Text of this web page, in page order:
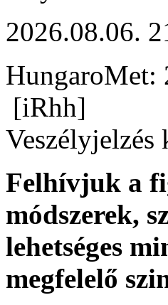
2026.08.06.
HungaroMet:
[iRhh]
Veszélyjelzés
Felhívjuk a
módszerek,
lehetséges
megfelelő